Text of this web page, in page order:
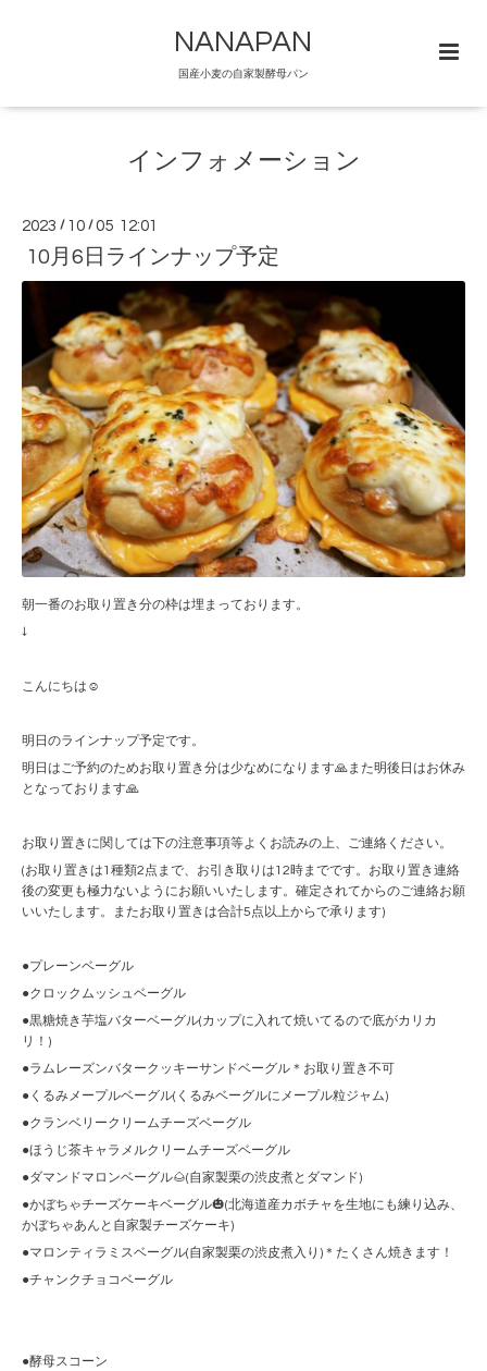
NANAPAN
国産小麦の自家製酵母パン
インフォメーション
2023 / 10 /05 12:01
10月6日ラインナップ予定
朝一番のお取り置き分の枠は埋まっております。
↓
こんにちは☺︎
明日のラインナップ予定です。
明日はご予約のためお取り置き分は少なめになります🙏また明後日はお休み
となっております🙏
お取り置きに関しては下の注意事項等よくお読みの上、ご連絡ください。
(お取り置きは1種類2点まで、お引き取りは12時までです。お取り置き連絡
後の変更も極力ないようにお願いいたします。確定されてからのご連絡お願
いいたします。またお取り置きは合計5点以上からで承ります)
●プレーンベーグル
●クロックムッシュベーグル
●黒糖焼き芋塩バターベーグル(カップに入れて焼いてるので底がカリカ
リ！)
●ラムレーズンバタークッキーサンドベーグル＊お取り置き不可
●くるみメープルベーグル(くるみベーグルにメープル粒ジャム)
●クランベリークリームチーズベーグル
●ほうじ茶キャラメルクリームチーズベーグル
●ダマンドマロンベーグル🌰(自家製栗の渋皮煮とダマンド)
●かぼちゃチーズケーキベーグル🎃(北海道産カボチャを生地にも練り込み、
かぼちゃあんと自家製チーズケーキ)
●マロンティラミスベーグル(自家製栗の渋皮煮入り)＊たくさん焼きます！
●チャンクチョコベーグル
●酵母スコーン